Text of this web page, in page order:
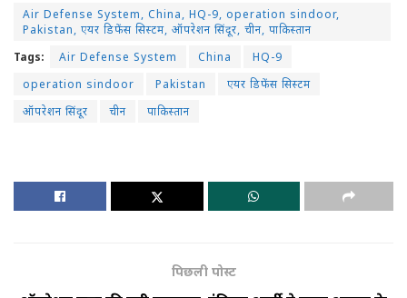
Air Defense System, China, HQ-9, operation sindoor,
Pakistan, एयर डिफेंस सिस्टम, ऑपरेशन सिंदूर, चीन, पाकिस्तान
Tags:
Air Defense System China
HQ-9
operation sindoor
Pakistan
एयर डिफेंस सिस्टम
ऑपरेशन सिंदूर
चीन पाकिस्तान
पिछली पोस्ट